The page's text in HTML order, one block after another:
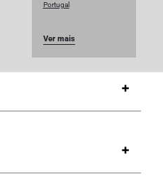
Portugal
Ver mais